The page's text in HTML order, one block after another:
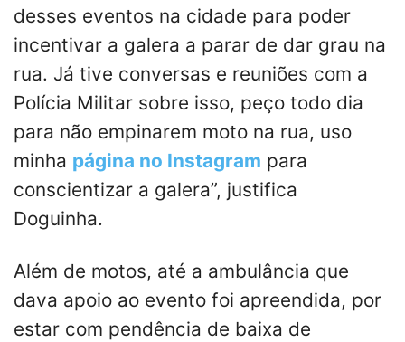
desses eventos na cidade para poder
incentivar a galera a parar de dar grau na
rua. Já tive conversas e reuniões com a
Polícia Militar sobre isso, peço todo dia
para não empinarem moto na rua, uso
minha página no Instagram para
conscientizar a galera”, justifica
Doguinha.
Além de motos, até a ambulância que
dava apoio ao evento foi apreendida, por
estar com pendência de baixa de